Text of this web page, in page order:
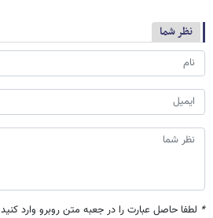
نظر شما
* لطفا حاصل عبارت را در جعبه متن روبرو وارد کنید